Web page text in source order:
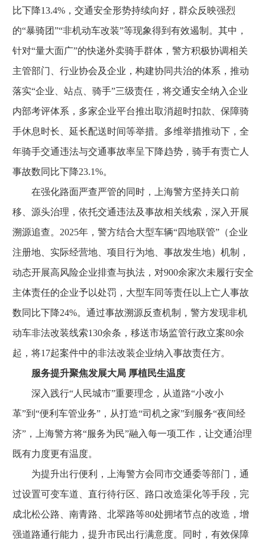
比下降13.4%，交通安全形势持续向好，群众反映强烈
的“暴骑团”“非机动车改装”等现象得到有效遏制。其中，
针对“量大面广”的快递外卖骑手群体，警方积极协调相关
主管部门、行业协会及企业，构建协同共治的体系，推动
落实“企业、站点、骑手”三级责任，将交通安全纳入企业
内部考评体系，多家企业平台推出取消超时扣款、保障骑
手休息时长、延长配送时间等举措。多维举措推动下，全
年骑手交通违法与交通事故率呈下降趋势，骑手有责亡人
事故数同比下降23.1%。
在强化路面严查严管的同时，上海警方坚持关口前
移、源头治理，依托交通违法及事故相关线索，深入开展
溯源追查。2025年，警方结合大型车辆“四地联管”（企业
注册地、实际经营地、项目行为地、事故发生地）机制，
动态开展高风险企业排查与执法，对900余家次未履行安全
主体责任的企业予以处罚，大型车同等责任以上亡人事故
数同比下降24%。通过事故溯源反查机制，警方发现非机
动车非法改装线索130余条，移送市场监管行政立案80余
起，将17起案件中的非法改装企业纳入事故责任方。
服务提升聚焦发展大局 厚植民生温度
深入践行“人民城市”重要理念，从道路“小改小
革”到“便利车管业务”，从打造“司机之家”到服务“夜间经
济”，上海警方将“服务为民”融入每一项工作，让交通治理
既有力度更有温度。
为提升出行便利，上海警方会同市交通委等部门，通
过设置可变车道、直行待行区、路口改造渠化等手段，完
成北松公路、南青路、北翠路等80处拥堵节点的改造，增
强道路通行能力，提升市民出行满意度。同时，有效保障